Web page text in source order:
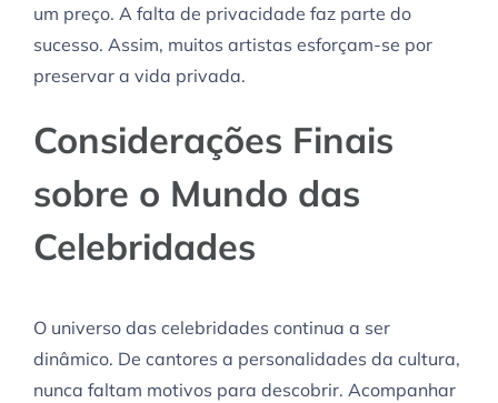
um preço. A falta de privacidade faz parte do
sucesso. Assim, muitos artistas esforçam-se por
preservar a vida privada.
Considerações Finais
sobre o Mundo das
Celebridades
O universo das celebridades continua a ser
dinâmico. De cantores a personalidades da cultura,
nunca faltam motivos para descobrir. Acompanhar